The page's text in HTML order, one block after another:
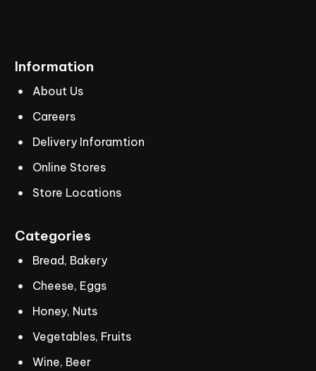
Information
About Us
Careers
Delivery Inforamtion
Online Stores
Store Locations
Categories
Bread, Bakery
Cheese, Eggs
Honey, Nuts
Vegetables, Fruits
Wine, Beer